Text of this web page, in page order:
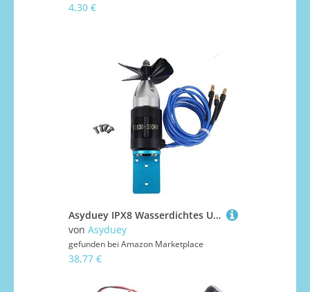
4,30 €
Asyduey IPX8 Wasserdichtes Unterwasser Strahl Ruder 2838 350KV 2,4KG Schub BüRstenloser Motor mit 55Mm 60Mm Propeller für ROV RC Boote CCW
von Asyduey
gefunden bei Amazon Marketplace
38,77 €